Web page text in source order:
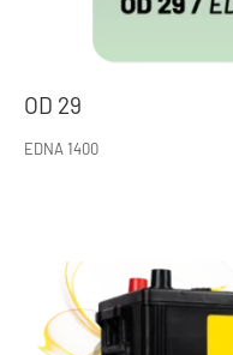
OD 29
EDNA 1400